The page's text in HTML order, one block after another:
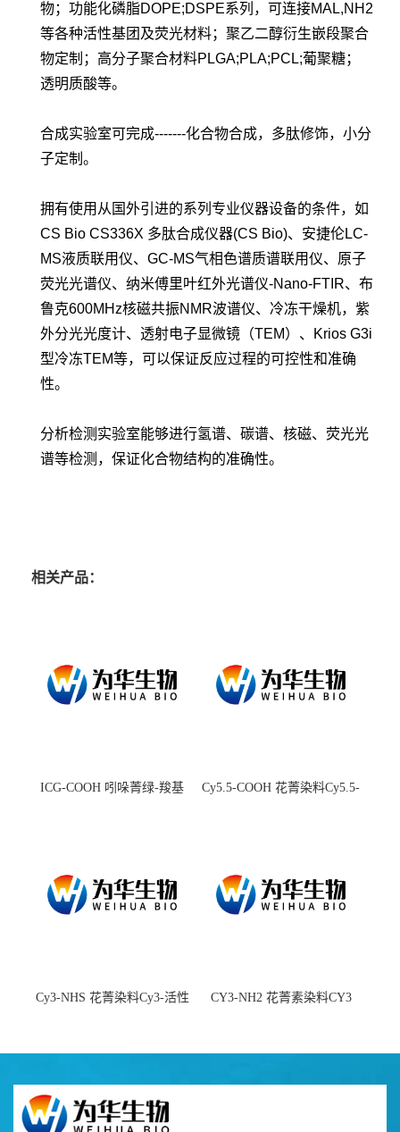
物；功能化磷脂DOPE;DSPE系列，可连接MAL,NH2
等各种活性基团及荧光材料；聚乙二醇衍生嵌段聚合
物定制；高分子聚合材料PLGA;PLA;PCL;葡聚糖；
透明质酸等。
合成实验室可完成-------化合物合成，多肽修饰，小分
子定制。
拥有使用从国外引进的系列专业仪器设备的条件，如
CS Bio CS336X 多肽合成仪器(CS Bio)、安捷伦LC-
MS液质联用仪、GC-MS气相色谱质谱联用仪、原子
荧光光谱仪、纳米傅里叶红外光谱仪-Nano-FTIR、布
鲁克600MHz核磁共振NMR波谱仪、冷冻干燥机，紫
外分光光度计、透射电子显微镜（TEM）、Krios G3i
型冷冻TEM等，可以保证反应过程的可控性和准确
性。
分析检测实验室能够进行氢谱、碳谱、核磁、荧光光
谱等检测，保证化合物结构的准确性。
相关产品：
ICG-COOH 吲哚菁绿-羧基
Cy5.5-COOH 花菁染料Cy5.5-
Cy3-NHS 花菁染料Cy3-活性
CY3-NH2 花菁素染料CY3